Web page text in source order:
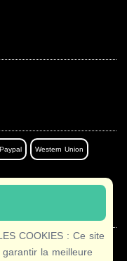
COOKIES : Ce site
la meilleure
Paypal Western Union